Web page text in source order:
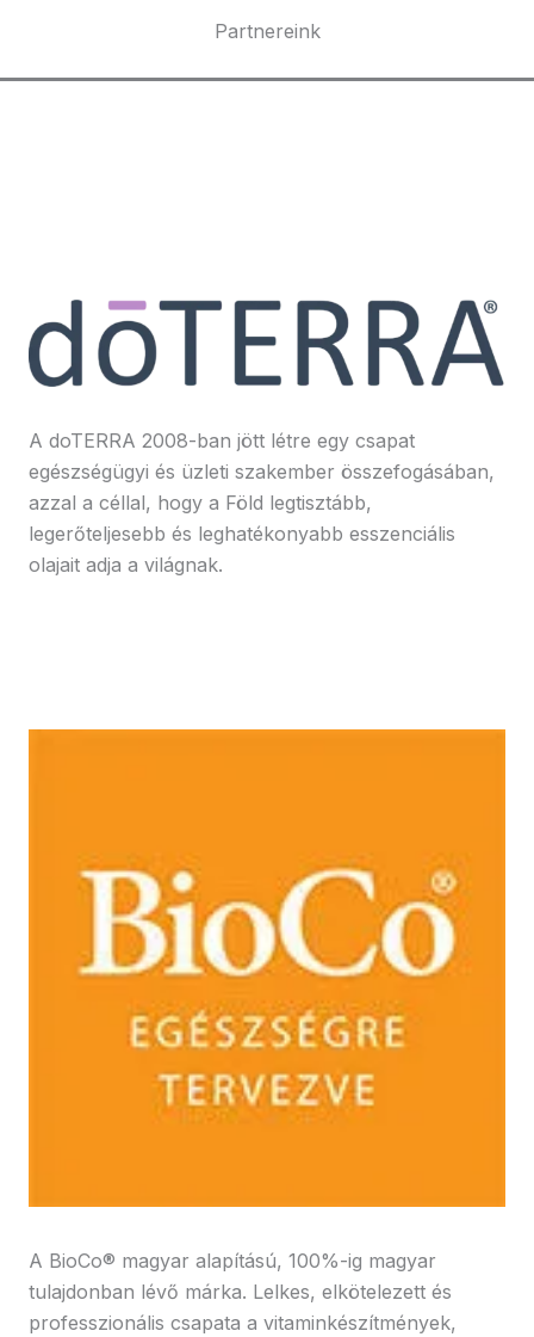
Partnereink
A doTERRA 2008-ban jött létre egy csapat
egészségügyi és üzleti szakember összefogásában,
azzal a céllal, hogy a Föld legtisztább,
legerőteljesebb és leghatékonyabb esszenciális
olajait adja a világnak.
A BioCo® magyar alapítású, 100%-ig magyar
tulajdonban lévő márka. Lelkes, elkötelezett és
professzionális csapata a vitaminkészítmények,